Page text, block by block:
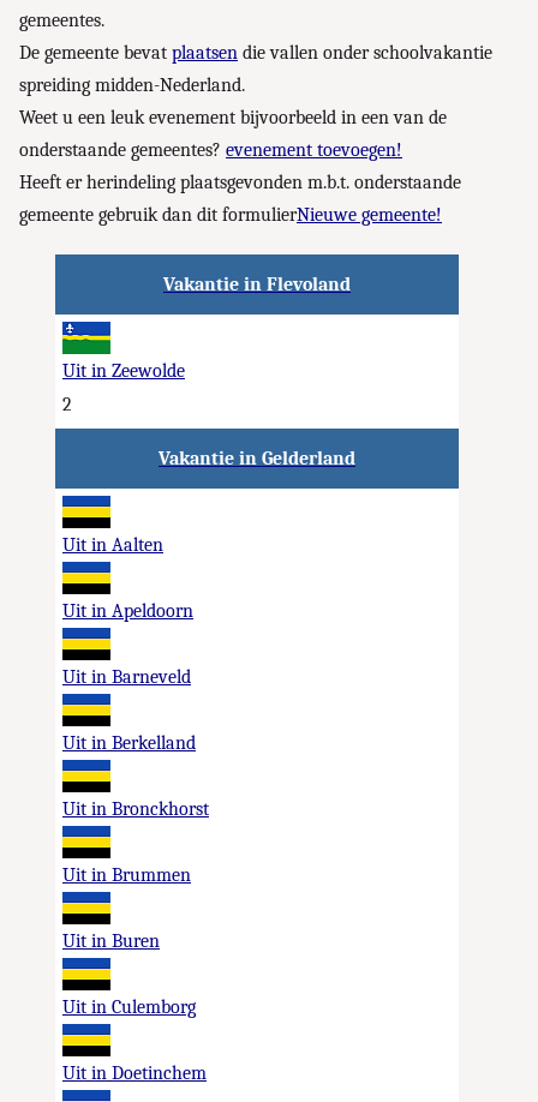
gemeentes.
De gemeente bevat plaatsen die vallen onder schoolvakantie
spreiding midden-Nederland.
Weet u een leuk evenement bijvoorbeeld in een van de
onderstaande gemeentes? evenement toevoegen!
Heeft er herindeling plaatsgevonden m.b.t. onderstaande
gemeente gebruik dan dit formulierNieuwe gemeente!
Vakantie in Flevoland
Uit in Zeewolde
2
Vakantie in Gelderland
Uit in Aalten
Uit in Apeldoorn
Uit in Barneveld
Uit in Berkelland
Uit in Bronckhorst
Uit in Brummen
Uit in Buren
Uit in Culemborg
Uit in Doetinchem